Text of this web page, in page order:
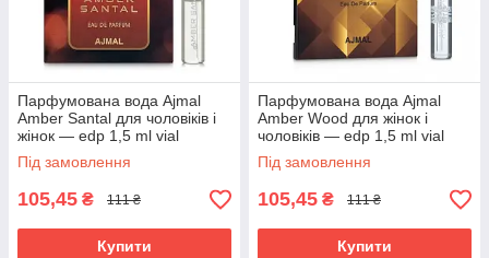
Парфумована вода Ajmal
Amber Santal для чоловіків і
жінок — edp 1,5 ml vial
Під замовлення
105,45 ₴ 111 ₴
Купити
Парфумована вода Ajmal
Amber Wood для жінок і
чоловіків — edp 1,5 ml vial
Під замовлення
105,45 ₴ 111 ₴
Купити